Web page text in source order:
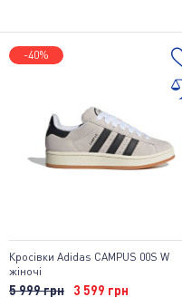
-40%
Кросівки Adidas CAMPUS 00S W
жіночі
5 999 грн 3 599 грн